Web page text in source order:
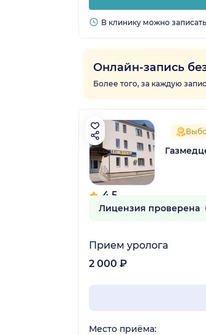
В клинику можно
Онлайн-запись
Более того, за каждую
4.5
228 отзывов
Лицензия проверена
Прием уролога
2 000 ₽
Место приёма: